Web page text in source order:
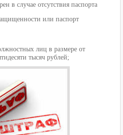
в случае отсутствия паспорта
или паспорт
лиц в размере от
тысяч рублей;